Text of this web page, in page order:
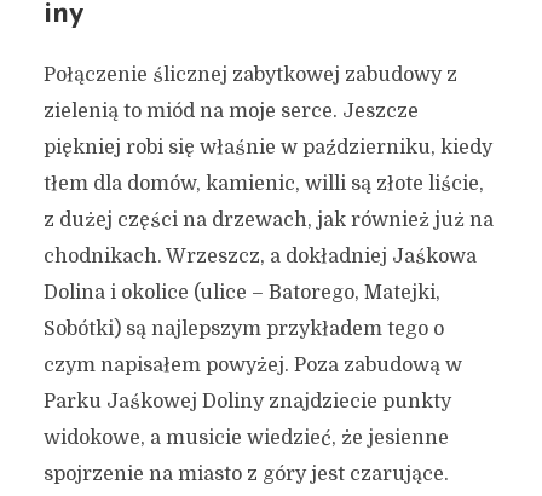
iny
Połączenie ślicznej zabytkowej zabudowy z
zielenią to miód na moje serce. Jeszcze
piękniej robi się właśnie w październiku, kiedy
tłem dla domów, kamienic, willi są złote liście,
z dużej części na drzewach, jak również już na
chodnikach. Wrzeszcz, a dokładniej Jaśkowa
Dolina i okolice (ulice – Batorego, Matejki,
Sobótki) są najlepszym przykładem tego o
czym napisałem powyżej. Poza zabudową w
Parku Jaśkowej Doliny znajdziecie punkty
widokowe, a musicie wiedzieć, że jesienne
spojrzenie na miasto z góry jest czarujące.